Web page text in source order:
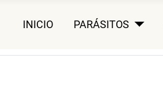
INICIO PARÁSITOS